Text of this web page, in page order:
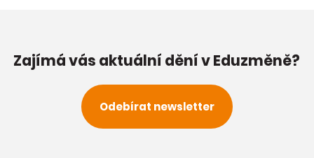
Zajímá vás aktuální dění v Eduzměně?
Odebírat newsletter